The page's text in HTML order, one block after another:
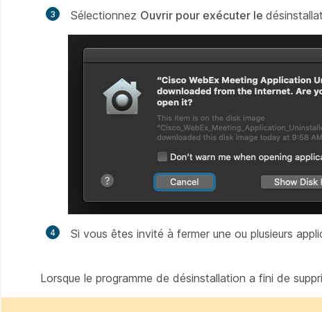
Sélectionnez Ouvrir pour exécuter le
Si vous êtes invité à fermer une ou plusieurs
Lorsque le programme de désinstallation a fini de